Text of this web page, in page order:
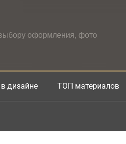
оформления, фото
дизайне ТОП материалов